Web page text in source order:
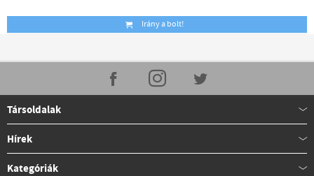
Irány a bolt!
Társoldalak
Hírek
Kategóriák